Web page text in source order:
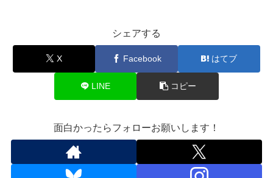
シェアする
X Facebook はてブ
LINE コピー
面白かったらフォローお願いします！